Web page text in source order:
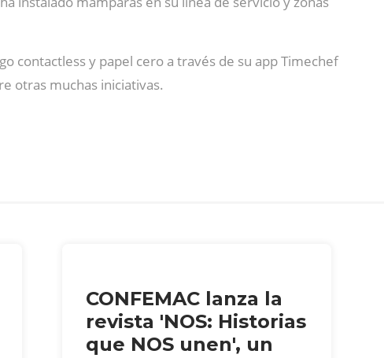
contactless y papel cero a través de su app Timechef
otras muchas iniciativas.
CONFEMAC lanza la
revista 'NOS: Historias
que NOS unen', un